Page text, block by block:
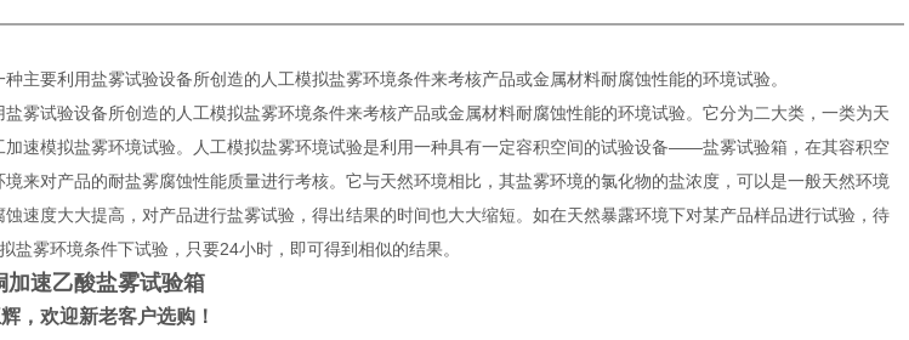
种主要利用盐雾试验设备所创造的人工模拟盐雾环境条件来考核产品或金属材料耐腐蚀性能的环境试验。
盐雾试验设备所创造的人工模拟盐雾环境条件来考核产品或金属材料耐腐蚀性能的环境试验。它分为二大类，一类为天
加速模拟盐雾环境试验。人工模拟盐雾环境试验是利用一种具有一定容积空间的试验设备——盐雾试验箱，在其容积空
来对产品的耐盐雾腐蚀性能质量进行考核。它与天然环境相比，其盐雾环境的氯化物的盐浓度，可以是一般天然环境
速度大大提高，对产品进行盐雾试验，得出结果的时间也大大缩短。如在天然暴露环境下对某产品样品进行试验，待
盐雾环境条件下试验，只要24小时，即可得到相似的结果。
速乙酸盐雾试验箱
，欢迎新老客户选购！